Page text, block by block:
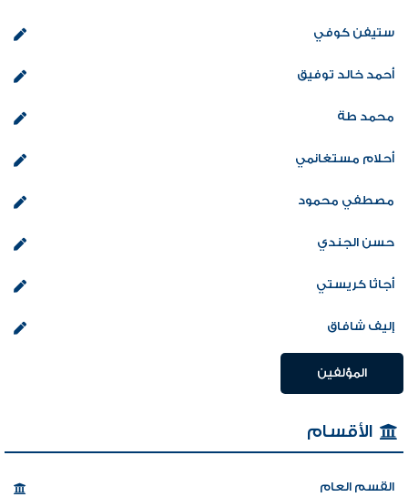
ستيفن كوفي
أحمد خالد توفيق
محمد طة
أحلام مستغانمي
مصطفي محمود
حسن الجندي
أجاثا كريستي
إليف شافاق
المؤلفين
الأقسام
القسم العام